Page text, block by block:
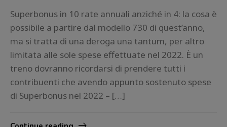
Superbonus in 10 rate annuali anziché in 4: la cosa è
possibile a partire dal modello 730 di quest’anno,
ma si tratta di una deroga una tantum, per altro
limitata alle sole spese effettuate nel 2022. È un
treno dovranno ricordarsi di prendere tutti i
contribuenti che avendo appunto sostenuto spese
di Superbonus nel 2022 – […]